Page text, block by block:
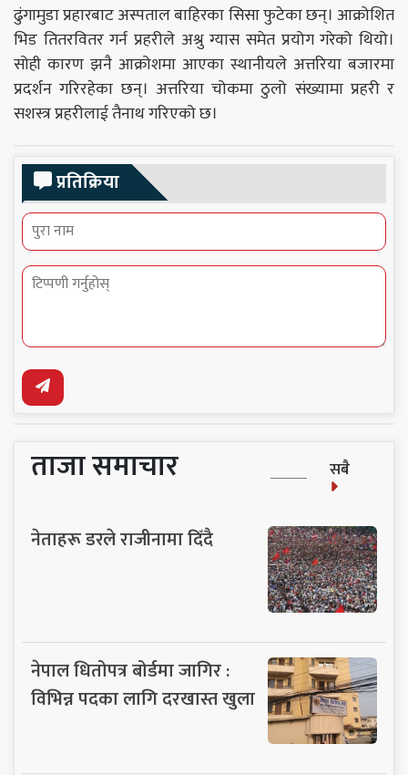
ढुंगामुडा प्रहारबाट अस्पताल बाहिरका सिसा फुटेका छन्। आक्रोशित
भिड तितरवितर गर्न प्रहरीले अश्रु ग्यास समेत प्रयोग गरेको थियो।
सोही कारण झनै आक्रोशमा आएका स्थानीयले अत्तरिया बजारमा
प्रदर्शन गरिरहेका छन्। अत्तरिया चोकमा ठुलो संख्यामा प्रहरी र
सशस्त्र प्रहरीलाई तैनाथ गरिएको छ।
प्रतिक्रिया
ताजा समाचार सबै
नेताहरू डरले राजीनामा दिँदै
नेपाल धितोपत्र बोर्डमा जागिर :
विभिन्न पदका लागि दरखास्त खुला